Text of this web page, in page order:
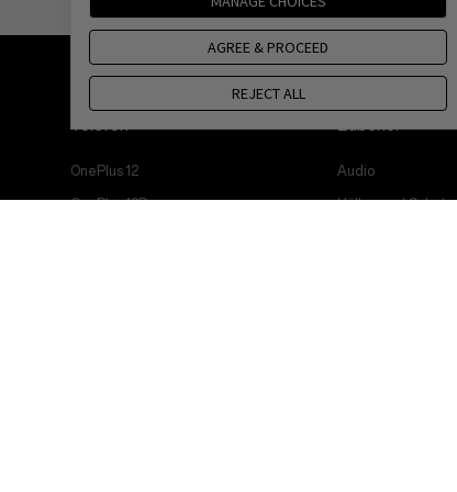
Telefon
OnePlus 12
OnePlus 12R
Zubehör
Audio
Hüllen und Schutz
AGREE & PROCEED
REJECT ALL